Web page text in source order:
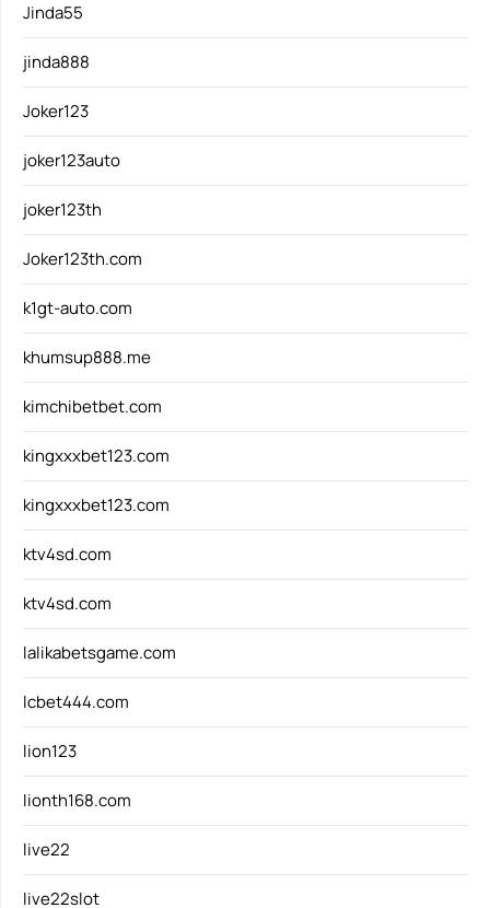
Jinda55
jinda888
Joker123
joker123auto
joker123th
Joker123th.com
k1gt-auto.com
khumsup888.me
kimchibetbet.com
kingxxxbet123.com
kingxxxbet123.com
ktv4sd.com
ktv4sd.com
lalikabetsgame.com
lcbet444.com
lion123
lionth168.com
live22
live22slot